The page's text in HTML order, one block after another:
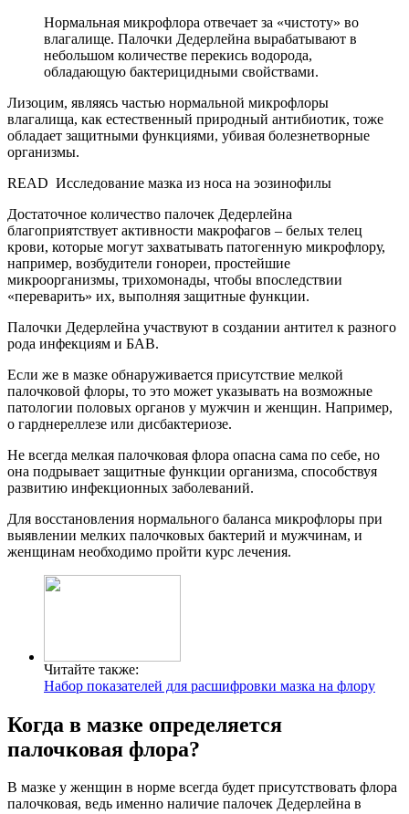
Нормальная микрофлора отвечает за «чистоту» во
влагалище. Палочки Дедерлейна вырабатывают в
небольшом количестве перекись водорода,
обладающую бактерицидными свойствами.
Лизоцим, являясь частью нормальной микрофлоры
влагалища, как естественный природный антибиотик, тоже
обладает защитными функциями, убивая болезнетворные
организмы.
READ Исследование мазка из носа на эозинофилы
Достаточное количество палочек Дедерлейна
благоприятствует активности макрофагов – белых телец
крови, которые могут захватывать патогенную микрофлору,
например, возбудители гонореи, простейшие
микроорганизмы, трихомонады, чтобы впоследствии
«переварить» их, выполняя защитные функции.
Палочки Дедерлейна участвуют в создании антител к разного
рода инфекциям и БАВ.
Если же в мазке обнаруживается присутствие мелкой
палочковой флоры, то это может указывать на возможные
патологии половых органов у мужчин и женщин. Например,
о гарднереллезе или дисбактериозе.
Не всегда мелкая палочковая флора опасна сама по себе, но
она подрывает защитные функции организма, способствуя
развитию инфекционных заболеваний.
Для восстановления нормального баланса микрофлоры при
выявлении мелких палочковых бактерий и мужчинам, и
женщинам необходимо пройти курс лечения.
Читайте также:
Набор показателей для расшифровки мазка на флору
Когда в мазке определяется
палочковая флора?
В мазке у женщин в норме всегда будет присутствовать флора
палочковая, ведь именно наличие палочек Дедерлейна в